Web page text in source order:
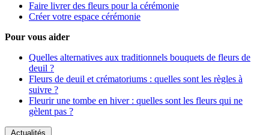
Faire livrer des fleurs pour la cérémonie
Créer votre espace cérémonie
Pour vous aider
Quelles alternatives aux traditionnels bouquets de fleurs de
deuil ?
Fleurs de deuil et crématoriums : quelles sont les règles à
suivre ?
Fleurir une tombe en hiver : quelles sont les fleurs qui ne
gèlent pas ?
Actualités